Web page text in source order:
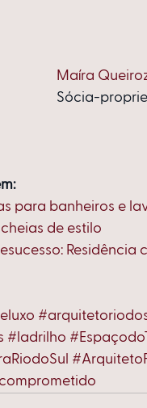
Maíra
Sócia-
para banheiros e
de estilo
#ladrilho